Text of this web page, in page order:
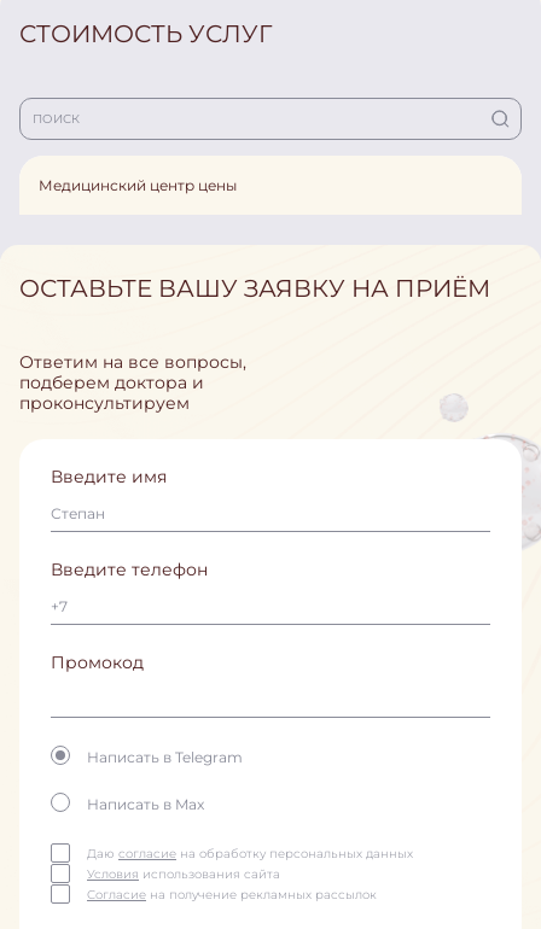
стоматолог, гнатолог
СТОИМОСТЬ УСЛУГ
Медицинский центр цены
ОСТАВЬТЕ ВАШУ ЗАЯВКУ НА ПРИЁМ
Ответим на все вопросы,
подберем доктора и
проконсультируем
Введите имя
Введите телефон
Промокод
Написать в Telegram
Написать в Max
Даю согласие на обработку персональных данных
Условия использования сайта
Согласие на получение рекламных рассылок